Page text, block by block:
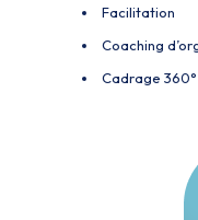
Facilitation
Coaching
Cadrage 360°